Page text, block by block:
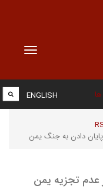
Toggle
ENGLISH
پایان دادن به جنگ یمن
عدم تجزیه یمن